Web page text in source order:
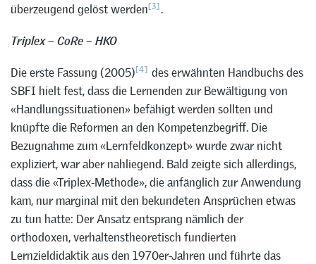
überzeugend gelöst werden[3].
Triplex – CoRe – HKO
Die erste Fassung (2005)[4] des erwähnten Handbuchs des
SBFI hielt fest, dass die Lernenden zur Bewältigung von
«Handlungssituationen» befähigt werden sollten und
knüpfte die Reformen an den Kompetenzbegriff. Die
Bezugnahme zum «Lernfeldkonzept» wurde zwar nicht
expliziert, war aber nahliegend. Bald zeigte sich allerdings,
dass die «Triplex-Methode», die anfänglich zur Anwendung
kam, nur marginal mit den bekundeten Ansprüchen etwas
zu tun hatte: Der Ansatz entsprang nämlich der
orthodoxen, verhaltenstheoretisch fundierten
Lernzieldidaktik aus den 1970er-Jahren und führte das